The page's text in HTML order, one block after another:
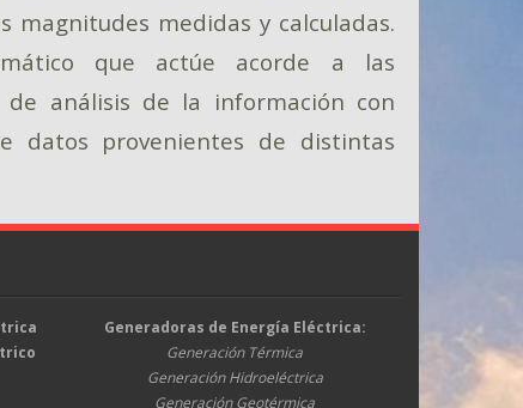
magnitudes medidas y calculadas.
que actúe acorde a las
de análisis de la información con
datos provenientes de distintas
Generadoras de Energía Eléctrica:
Generación Térmica
Generación Hidroeléctrica
Generación Geotérmica